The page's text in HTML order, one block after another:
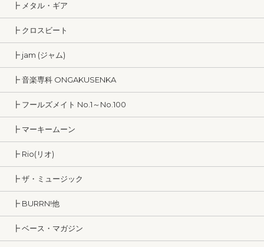
┣ メタル・ギア
┣ クロスビート
┣ jam (ジャム)
┣ 音楽専科 ONGAKUSENKA
┣ フールズメイト No.1～No.100
┣ マーキームーン
┣ Rio(リオ)
┣ ザ・ミュージック
┣ BURRN!他
┣ ベース・マガジン